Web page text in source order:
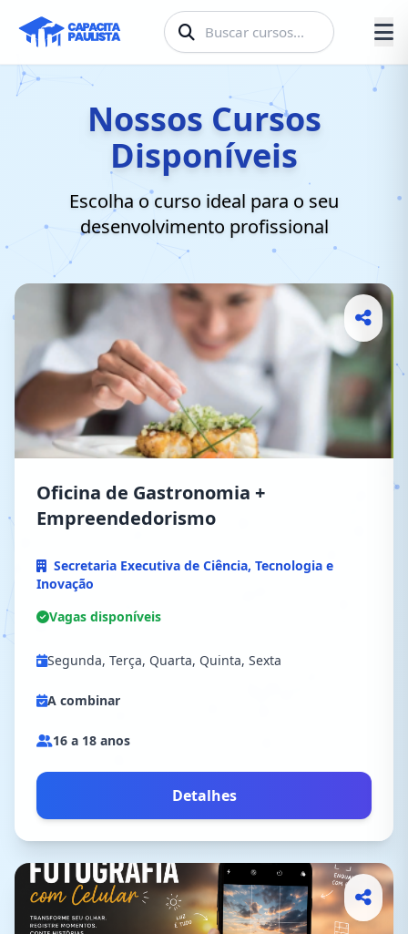
Como se inscrever em um
Assista ao vídeo acima para aprender o
passo a passo completo de inscrição.
Qualquer dúvida, é só clicar no botão de
ajuda no canto inferior esquerdo da tela!
Entendi! Continuar navegando
Nossos Cursos
Disponíveis
Escolha o curso ideal para o seu
desenvolvimento profissional
Oficina de Gastronomia +
Empreendedorismo
Secretaria Executiva de Ciência, Tecnologia e
Inovação
Vagas disponíveis
Segunda, Terça, Quarta, Quinta, Sexta
A combinar
16 a 18 anos
Detalhes